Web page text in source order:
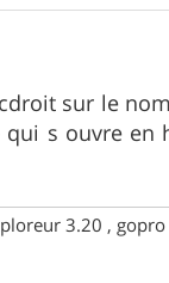
sur le
s ouvre en
3.20 ,